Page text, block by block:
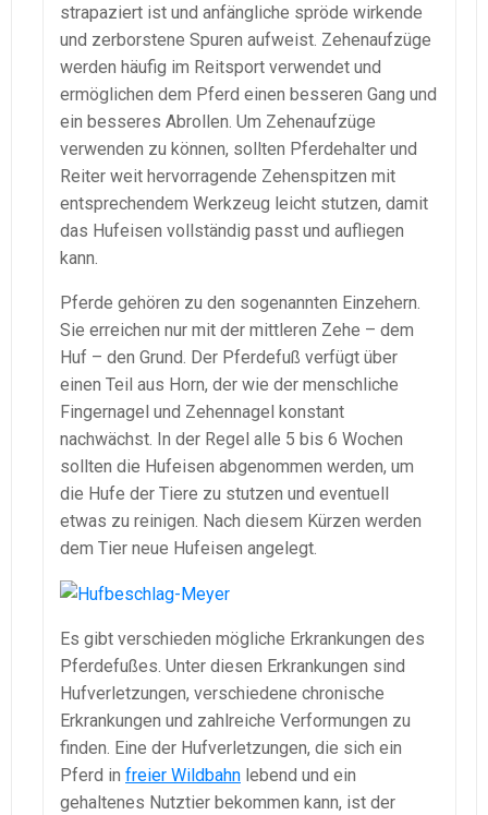
strapaziert ist und anfängliche spröde wirkende
und zerborstene Spuren aufweist. Zehenaufzüge
werden häufig im Reitsport verwendet und
ermöglichen dem Pferd einen besseren Gang und
ein besseres Abrollen. Um Zehenaufzüge
verwenden zu können, sollten Pferdehalter und
Reiter weit hervorragende Zehenspitzen mit
entsprechendem Werkzeug leicht stutzen, damit
das Hufeisen vollständig passt und aufliegen
kann.
Pferde gehören zu den sogenannten Einzehern.
Sie erreichen nur mit der mittleren Zehe – dem
Huf – den Grund. Der Pferdefuß verfügt über
einen Teil aus Horn, der wie der menschliche
Fingernagel und Zehennagel konstant
nachwächst. In der Regel alle 5 bis 6 Wochen
sollten die Hufeisen abgenommen werden, um
die Hufe der Tiere zu stutzen und eventuell
etwas zu reinigen. Nach diesem Kürzen werden
dem Tier neue Hufeisen angelegt.
Es gibt verschieden mögliche Erkrankungen des
Pferdefußes. Unter diesen Erkrankungen sind
Hufverletzungen, verschiedene chronische
Erkrankungen und zahlreiche Verformungen zu
finden. Eine der Hufverletzungen, die sich ein
Pferd in freier Wildbahn lebend und ein
gehaltenes Nutztier bekommen kann, ist der